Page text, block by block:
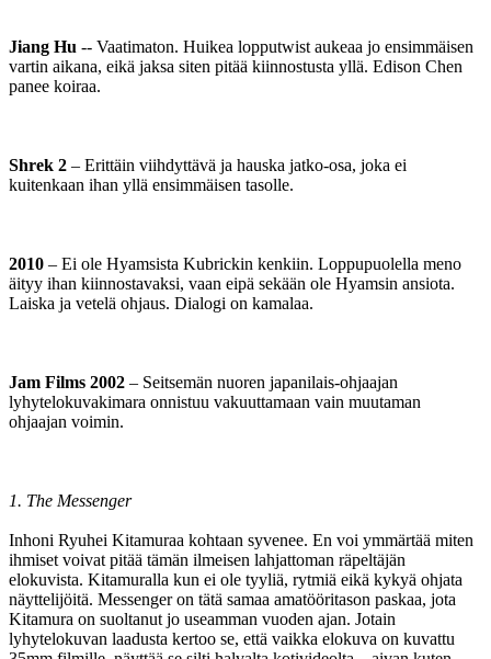
Jiang Hu -- Vaatimaton. Huikea lopputwist aukeaa jo ensimmäisen
vartin aikana, eikä jaksa siten pitää kiinnostusta yllä. Edison Chen
panee koiraa.
Shrek 2 – Erittäin viihdyttävä ja hauska jatko-osa, joka ei
kuitenkaan ihan yllä ensimmäisen tasolle.
2010 – Ei ole Hyamsista Kubrickin kenkiin. Loppupuolella meno
äityy ihan kiinnostavaksi, vaan eipä sekään ole Hyamsin ansiota.
Laiska ja vetelä ohjaus. Dialogi on kamalaa.
Jam Films 2002 – Seitsemän nuoren japanilais-ohjaajan
lyhytelokuvakimara onnistuu vakuuttamaan vain muutaman
ohjaajan voimin.
1. The Messenger
Inhoni Ryuhei Kitamuraa kohtaan syvenee. En voi ymmärtää miten
ihmiset voivat pitää tämän ilmeisen lahjattoman räpeltäjän
elokuvista. Kitamuralla kun ei ole tyyliä, rytmiä eikä kykyä ohjata
näyttelijöitä. Messenger on tätä samaa amatööritason paskaa, jota
Kitamura on suoltanut jo useamman vuoden ajan. Jotain
lyhytelokuvan laadusta kertoo se, että vaikka elokuva on kuvattu